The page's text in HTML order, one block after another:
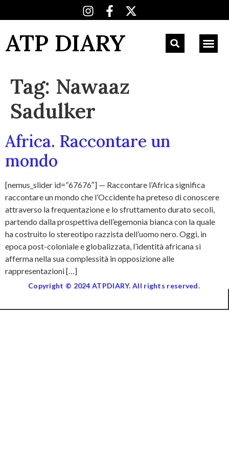
ATP DIARY
Tag: Nawaaz
Sadulker
Africa. Raccontare un
mondo
[nemus_slider id=”67676″] — Raccontare l’Africa significa
raccontare un mondo che l’Occidente ha preteso di conoscere
attraverso la frequentazione e lo sfruttamento durato secoli,
partendo dalla prospettiva dell’egemonia bianca con la quale
ha costruito lo stereotipo razzista dell’uomo nero. Oggi, in
epoca post-coloniale e globalizzata, l’identità africana si
afferma nella sua complessità in opposizione alle
rappresentazioni […]
Copyright © 2024 ATPDIARY. All rights reserved.